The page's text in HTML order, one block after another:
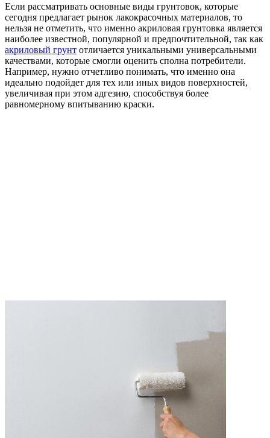
Если рассматривать основные виды грунтовок, которые
сегодня предлагает рынок лакокрасочных материалов, то
нельзя не отметить, что именно акриловая грунтовка является
наиболее известной, популярной и предпочтительной, так как
акриловый грунт отличается уникальными универсальными
качествами, которые смогли оценить сполна потребители.
Например, нужно отчетливо понимать, что именно она
идеально подойдет для тех или иных видов поверхностей,
увеличивая при этом адгезию, способствуя более
равномерному впитыванию краски.